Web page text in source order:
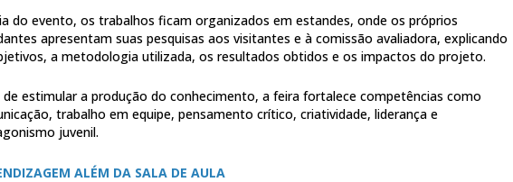
do evento, os trabalhos ficam organizados em estandes, onde os próprios
apresentam suas pesquisas aos visitantes e à comissão avaliadora, explicando
a metodologia utilizada, os resultados obtidos e os impactos do projeto.
de estimular a produção do conhecimento, a feira fortalece competências como
trabalho em equipe, pensamento crítico, criatividade, liderança e
juvenil.
ALÉM DA SALA DE AULA